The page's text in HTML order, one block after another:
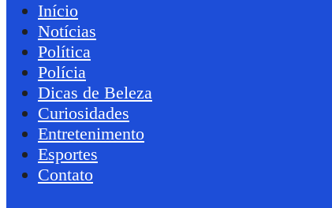
Início
Notícias
Política
Polícia
Dicas de Beleza
Curiosidades
Entretenimento
Esportes
Contato